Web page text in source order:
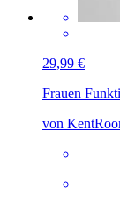
29,99 €
Frauen
von